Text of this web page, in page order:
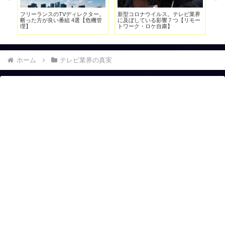
【崩壊】やばい特番に巻き込まれ
ると大変なことになる件
テレビADは全員YouTubeチャンネ
ルで一発狙おう【ディレクター
も】
ホーム テレビ業界の真実